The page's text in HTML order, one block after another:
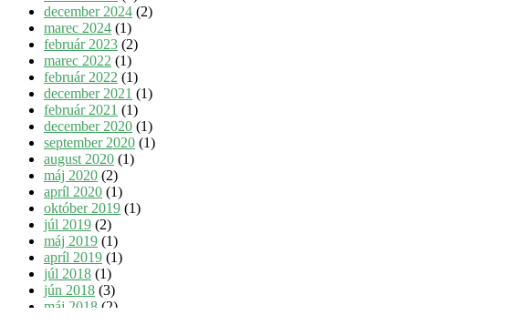
december 2024 (2)
marec 2024 (1)
február 2023 (2)
marec 2022 (1)
február 2022 (1)
december 2021 (1)
február 2021 (1)
december 2020 (1)
september 2020 (1)
august 2020 (1)
máj 2020 (2)
apríl 2020 (1)
október 2019 (1)
júl 2019 (2)
máj 2019 (1)
apríl 2019 (1)
júl 2018 (1)
jún 2018 (3)
máj 2018 (2)